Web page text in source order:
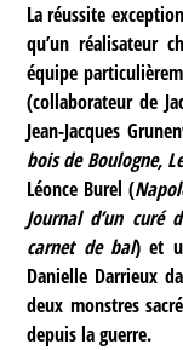
La réussite
qu’un réalisateur
équipe
(collaborateur de
Jean-Jacques
bois de Boulogne,
Léonce Burel (
Journal d’un curé
carnet de bal) et
Danielle Darrieux
deux monstres
depuis la guerre.